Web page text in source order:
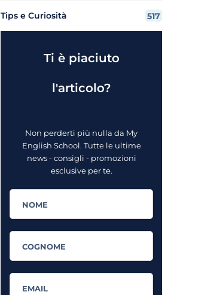
Tips e Curiosità 517
Ti è piaciuto
l'articolo?
Non perderti più nulla da My
English School. Tutte le ultime
news - consigli - promozioni
esclusive per te.